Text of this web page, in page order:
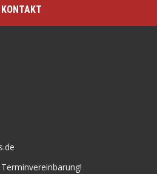
KONTAKT